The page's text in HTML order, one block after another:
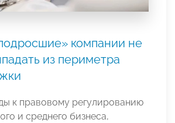
компании не
из периметра
к правовому регулированию
и среднего бизнеса,